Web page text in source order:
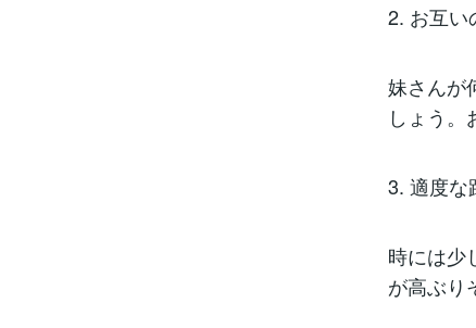
2. お互い
妹さんが
しょう。
3. 適度な
時には少
が高ぶり